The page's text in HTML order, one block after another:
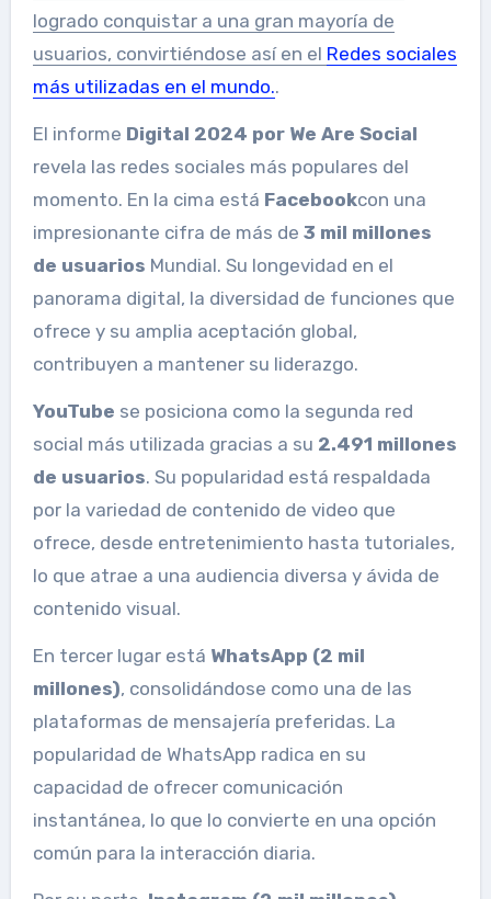
logrado conquistar a una gran mayoría de
usuarios, convirtiéndose así en el Redes sociales
más utilizadas en el mundo..
El informe Digital 2024 por We Are Social
revela las redes sociales más populares del
momento. En la cima está Facebookcon una
impresionante cifra de más de 3 mil millones
de usuarios Mundial. Su longevidad en el
panorama digital, la diversidad de funciones que
ofrece y su amplia aceptación global,
contribuyen a mantener su liderazgo.
YouTube se posiciona como la segunda red
social más utilizada gracias a su 2.491 millones
de usuarios. Su popularidad está respaldada
por la variedad de contenido de video que
ofrece, desde entretenimiento hasta tutoriales,
lo que atrae a una audiencia diversa y ávida de
contenido visual.
En tercer lugar está WhatsApp (2 mil
millones), consolidándose como una de las
plataformas de mensajería preferidas. La
popularidad de WhatsApp radica en su
capacidad de ofrecer comunicación
instantánea, lo que lo convierte en una opción
común para la interacción diaria.